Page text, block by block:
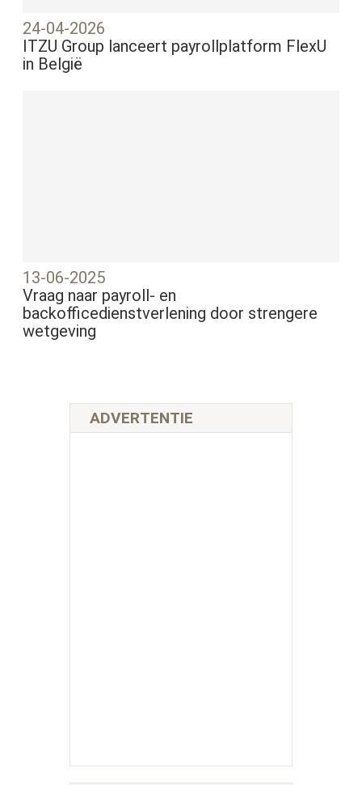
24-04-2026
ITZU Group lanceert payrollplatform FlexU
in België
13-06-2025
Vraag naar payroll- en
backofficedienstverlening door strengere
wetgeving
ADVERTENTIE